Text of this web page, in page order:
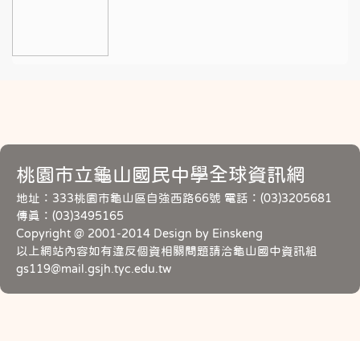
桃園市立龜山國民中學全球資訊網
地址：333桃園市龜山區自強西路66號 電話：(03)3205681
傳真：(03)3495165
Copyright @ 2001-2014 Design by Einskeng
以上網站內容如有違反個資相關問題請洽龜山國中資訊組
gs119@mail.gsjh.tyc.edu.tw